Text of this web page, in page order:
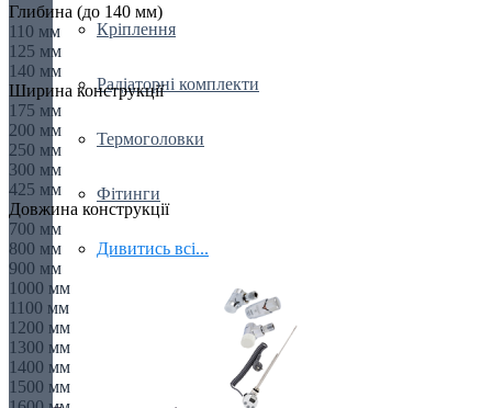
Кріплення
Радіаторні комплекти
Термоголовки
Фітинги
Дивитись всі...
Глибина (до 140 мм)
110 мм
125 мм
140 мм
Ширина конструкції
175 мм
200 мм
250 мм
300 мм
425 мм
Довжина конструкції
700 мм
800 мм
900 мм
1000 мм
1100 мм
1200 мм
1300 мм
1400 мм
1500 мм